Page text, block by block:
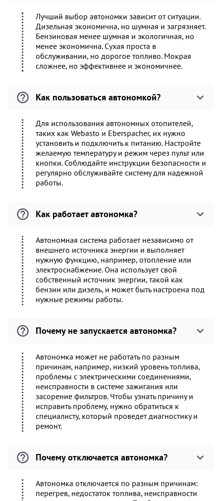
Лучший выбор автономки зависит от ситуации.
Дизельная экономична, но шумная и загрязняет.
Бензиновая менее шумная и экологичная, но
менее экономична. Сухая проста в
обслуживании, но дорогое топливо. Мокрая
сложнее, но эффективнее и экономичнее.
Как пользоваться автономкой?
Для использования автономных отопителей,
таких как Webasto и Eberspacher, их нужно
установить и подключить к питанию. Настройте
желаемую температуру и режим через пульт или
кнопки. Соблюдайте инструкции безопасности и
регулярно обслуживайте систему для надежной
работы.
Как работает автономка?
Автономная система работает независимо от
внешнего источника энергии и выполняет
нужную функцию, например, отопление или
электроснабжение. Она использует свой
собственный источник энергии, такой как
бензин или дизель, и может быть настроена под
нужные режимы работы.
Почему не запускается автономка?
Автономка может не работать по разным
причинам, например, низкий уровень топлива,
проблемы с электрическими соединениями,
неисправности в системе зажигания или
засорение фильтров. Чтобы узнать причину и
исправить проблему, нужно обратиться к
специалисту, который проведет диагностику и
ремонт.
Почему отключается автономка?
Автономка отключается по разным причинам:
перегрев, недостаток топлива, неисправности